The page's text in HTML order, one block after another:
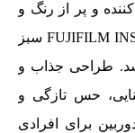
و پر از رنگ و
انرژی هستید، دوربین فوجی FUJIFILM INSTAX Mini 12 سبز
طراحی جذاب و
حس تازگی و
برای افرادی